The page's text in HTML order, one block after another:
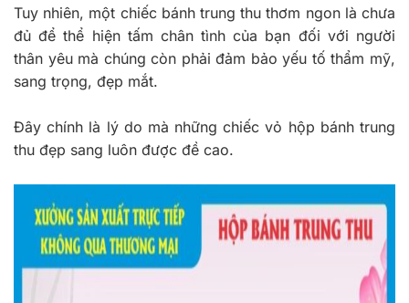
Tuy nhiên, một chiếc bánh trung thu thơm ngon là chưa
đủ để thể hiện tấm chân tình của bạn đối với người
thân yêu mà chúng còn phải đảm bảo yếu tố thẩm mỹ,
sang trọng, đẹp mắt.
Đây chính là lý do mà những chiếc vỏ hộp bánh trung
thu đẹp sang luôn được đề cao.